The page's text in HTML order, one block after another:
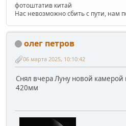
фотоштатив китай
Нас невозможно сбить с пути, нам
олег петров
06 марта 2025, 10:10:42
Снял вчера Луну новой камерой
420мм